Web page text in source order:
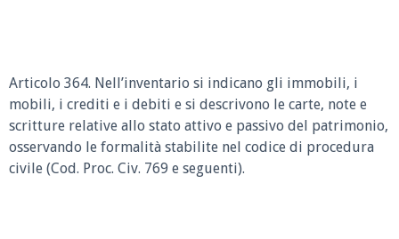
Articolo 364. Nell’inventario si indicano gli immobili, i
mobili, i crediti e i debiti e si descrivono le carte, note e
scritture relative allo stato attivo e passivo del patrimonio,
osservando le formalità stabilite nel codice di procedura
civile (Cod. Proc. Civ. 769 e seguenti).